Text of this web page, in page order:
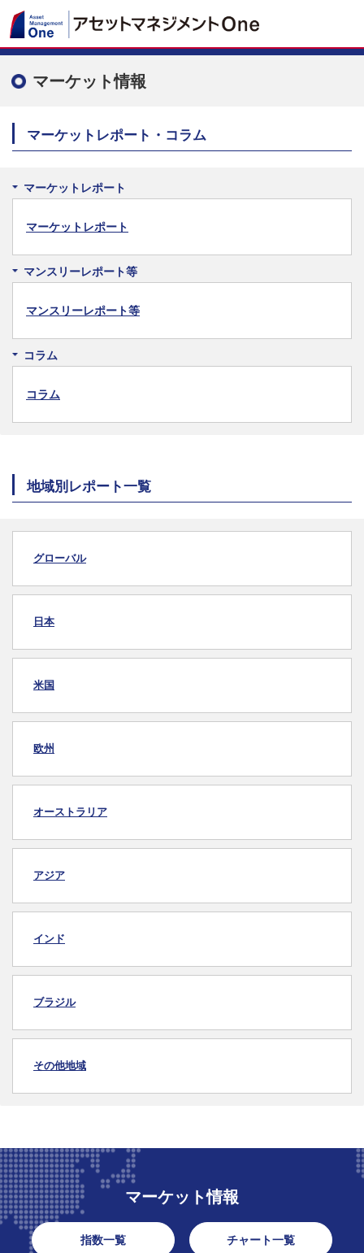
マーケット情報
マーケットレポート・コラム
マーケットレポート
マーケットレポート
マンスリーレポート等
マンスリーレポート等
コラム
コラム
地域別レポート一覧
グローバル
日本
米国
欧州
オーストラリア
アジア
インド
ブラジル
その他地域
マーケット情報
指数一覧 チャート一覧